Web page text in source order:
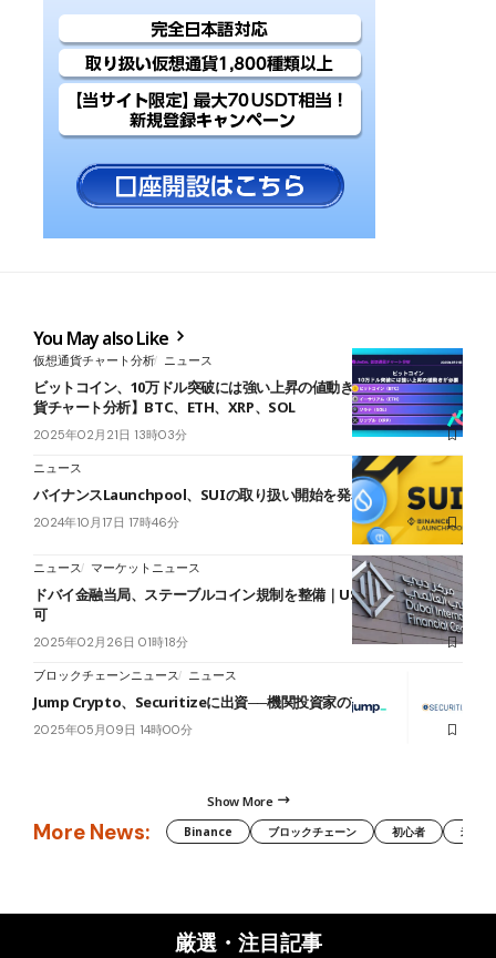
You May also Like
仮想通貨チャート分析 ニュース
ビットコイン、10万ドル突破には強い上昇の値動きが必要【仮想通
貨チャート分析】BTC、ETH、XRP、SOL
2025年02月21日 13時03分
ニュース
バイナンスLaunchpool、SUIの取り扱い開始を発表
2024年10月17日 17時46分
ニュース マーケットニュース
ドバイ金融当局、ステーブルコイン規制を整備｜USDC・EURCを認
可
2025年02月26日 01時18分
ブロックチェーンニュース ニュース
Jump Crypto、Securitizeに出資──機関投資家の市場参入後押し
2025年05月09日 14時00分
Show More
More News: Binance ブロックチェーン 初心者 米国
厳選・注目記事